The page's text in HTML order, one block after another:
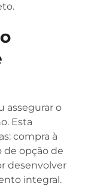
assegurar o
Esta
compra à
de opção de
desenvolver
integral.